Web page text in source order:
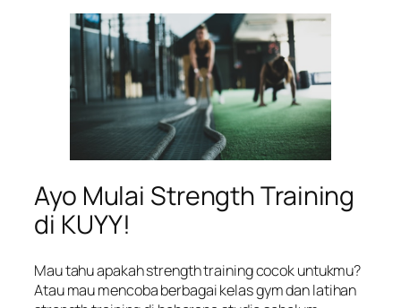
Ayo Mulai Strength Training
di KUYY!
Mau tahu apakah strength training cocok untukmu?
Atau mau mencoba berbagai kelas gym dan latihan